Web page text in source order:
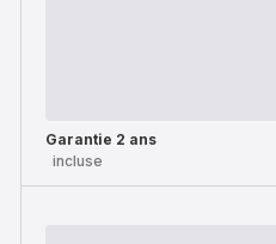
Garantie 2 ans
incluse